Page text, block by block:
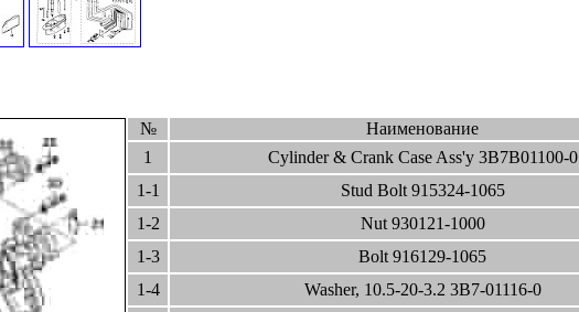
№ Наименование
1
Cylinder & Crank Case Ass'y 3B7B01100-0
1-1
Stud Bolt 915324-1065
1-2
Nut 930121-1000
1-3
Bolt 916129-1065
1-4
Washer, 10.5-20-3.2 3B7-01116-0